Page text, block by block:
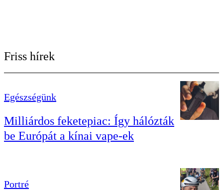
Friss hírek
Egészségünk
Milliárdos feketepiac: Így hálózták
be Európát a kínai vape-ek
Portré